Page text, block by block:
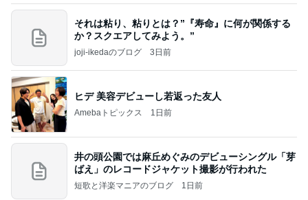
それは粘り、粘りとは？”『寿命』に何が関係する
か？スクエアしてみよう。”
joji-ikedaのブログ 3日前
ヒデ 美容デビューし若返った友人
Amebaトピックス 1日前
井の頭公園では麻丘めぐみのデビューシングル「芽
ばえ」のレコードジャケット撮影が行われた
短歌と洋楽マニアのブログ 1日前